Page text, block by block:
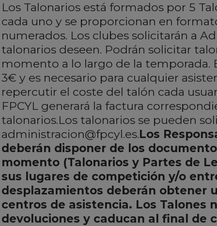
Los Talonarios está formados por 5
cada uno y se proporcionan en
numerados. Los clubes solicitarán a
talonarios deseen. Podrán solicitar
momento a lo largo de la temporada.
3€ y es necesario para cualquier
repercutir el coste del talón cada
FPCYL generará la factura
talonarios.Los talonarios se pueden
administracion@fpcyl.es.Los
deberán disponer de los
momento (Talonarios y Partes de
sus lugares de competición y/o
desplazamientos deberán obtener
centros de asistencia. Los Talones
devoluciones y caducan al final de